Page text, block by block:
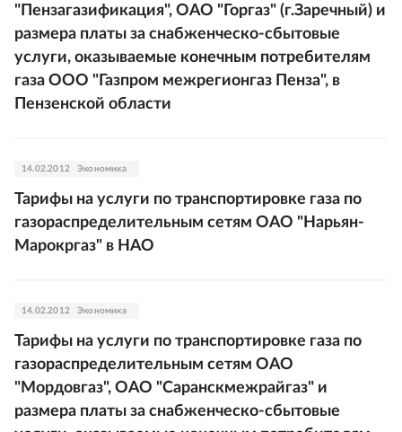
"Пензагазификация", ОАО "Горгаз" (г.Заречный) и
размера платы за снабженческо-сбытовые
услуги, оказываемые конечным потребителям
газа ООО "Газпром межрегионгаз Пенза", в
Пензенской области
14.02.2012 Экономика
Тарифы на услуги по транспортировке газа по
газораспределительным сетям ОАО "Нарьян-
Марокргаз" в НАО
14.02.2012 Экономика
Тарифы на услуги по транспортировке газа по
газораспределительным сетям ОАО
"Мордовгаз", ОАО "Саранскмежрайгаз" и
размера платы за снабженческо-сбытовые